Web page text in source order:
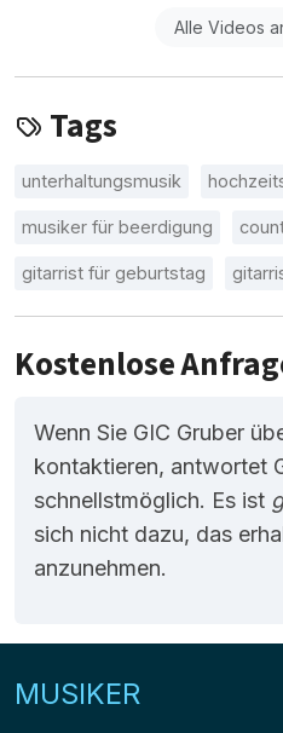
Alle Videos
Tags
unterhaltungsmusik
musiker für beerdigung
gitarrist für geburtstag
Kostenlose
Wenn Sie GIC Gruber
kontaktieren, antwortet
schnellstmöglich. Es ist
sich nicht dazu, das
anzunehmen.
MUSIKER